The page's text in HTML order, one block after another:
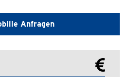
Anfragen